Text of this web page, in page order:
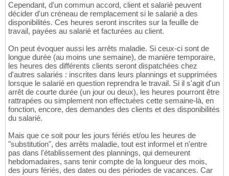
Cependant, d'un commun accord, client et salarié peuvent
décider d'un créneau de remplacement si le salarié a des
disponibilités. Ces heures seront inscrites sur la feuille de
travail, payées au salarié et facturées au client.
On peut évoquer aussi les arrêts maladie. Si ceux-ci sont de
longue durée (au moins une semaine), de manière temporaire,
les heures des différents clients seront dispatchées chez
d'autres salariés : inscrites dans leurs plannings et supprimées
lorsque le salarié en question reprendra le travail. Si il s'agit d'un
arrêt de courte durée (un jour ou deux), les heures pourront être
rattrapées ou simplement non effectuées cette semaine-là, en
fonction, encore, des demandes des clients et des disponibilités
du salarié.
Mais que ce soit pour les jours fériés et/ou les heures de
"substitution", des arrêts maladie, tout est informel et n'entre
pas dans l'établissement des plannings, qui demeurent
hebdomadaires, sans tenir compte de la longueur des mois,
des jours fériés, des dates ou des périodes de vacances. Car